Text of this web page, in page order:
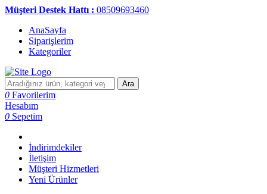
Müşteri Destek Hattı : 08509693460
AnaSayfa
Siparişlerim
Kategoriler
Ara
0 Favorilerim
Hesabım
0 Sepetim
İndirimdekiler
İletişim
Müşteri Hizmetleri
Yeni Ürünler